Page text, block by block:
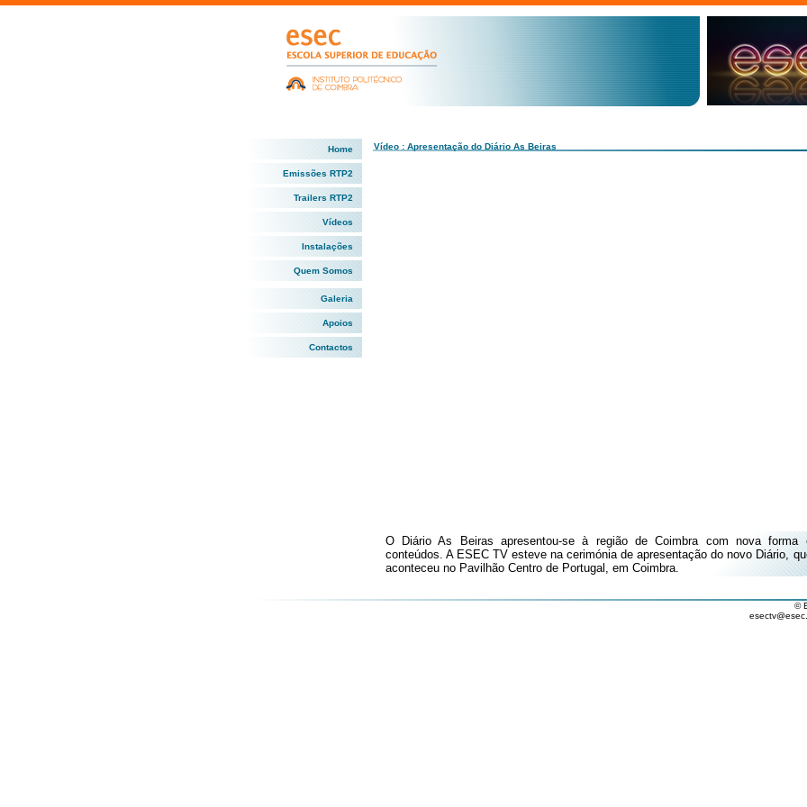
Home
Emissões RTP2
Trailers RTP2
Vídeos
Instalações
Quem Somos
Galeria
Apoios
Contactos
Vídeo : Apresentação do Diário As Beiras
O Diário As Beiras apresentou-se à região de Coimbra com nova forma
conteúdos. A ESEC TV esteve na cerimónia de apresentação do novo Diário,
aconteceu no Pavilhão Centro de Portugal, em Coimbra.
©